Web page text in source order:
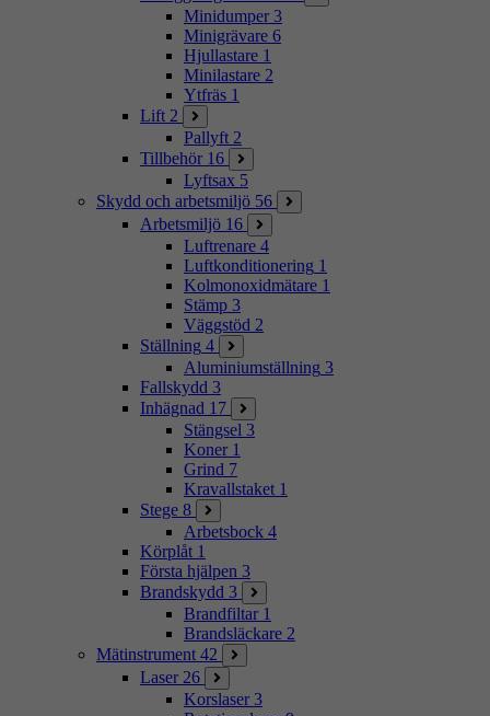
Minidumper 3
Minigrävare 6
Hjullastare 1
Minilastare 2
Ytfräs 1
Lift 2
Pallyft 2
Tillbehör 16
Lyftsax 5
Skydd och arbetsmiljö 56
Arbetsmiljö 16
Luftrenare 4
Luftkonditionering 1
Kolmonoxidmätare 1
Stämp 3
Väggstöd 2
Ställning 4
Aluminiumställning 3
Fallskydd 3
Inhägnad 17
Stängsel 3
Koner 1
Grind 7
Kravallstaket 1
Stege 8
Arbetsbock 4
Körplåt 1
Första hjälpen 3
Brandskydd 3
Brandfiltar 1
Brandsläckare 2
Mätinstrument 42
Laser 26
Korslaser 3